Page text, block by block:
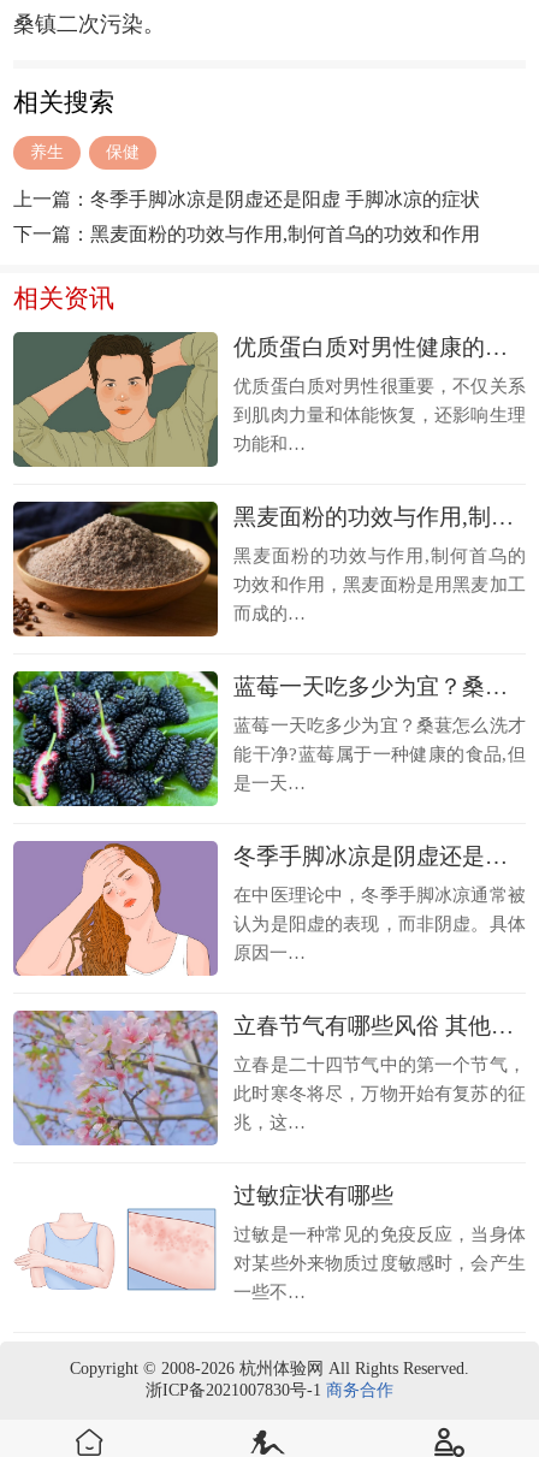
桑镇二次污染。
相关搜索
养生 保健
上一篇：冬季手脚冰凉是阴虚还是阳虚 手脚冰凉的症状
下一篇：黑麦面粉的功效与作用,制何首乌的功效和作用
相关资讯
优质蛋白质对男性健康的帮助 如何获取优质蛋白质
优质蛋白质对男性很重要，不仅关系
到肌肉力量和体能恢复，还影响生理
功能和…
黑麦面粉的功效与作用,制何首乌的功效和作用
黑麦面粉的功效与作用,制何首乌的
功效和作用，黑麦面粉是用黑麦加工
而成的…
蓝莓一天吃多少为宜？桑葚怎么洗才能干净
蓝莓一天吃多少为宜？桑葚怎么洗才
能干净?蓝莓属于一种健康的食品,但
是一天…
冬季手脚冰凉是阴虚还是阳虚 手脚冰凉的症状
在中医理论中，冬季手脚冰凉通常被
认为是阳虚的表现，而非阴虚。具体
原因一…
立春节气有哪些风俗 其他地区特色风俗
立春是二十四节气中的第一个节气，
此时寒冬将尽，万物开始有复苏的征
兆，这…
过敏症状有哪些
过敏是一种常见的免疫反应，当身体
对某些外来物质过度敏感时，会产生
一些不…
Copyright © 2008-2026 杭州体验网 All Rights Reserved.
浙ICP备2021007830号-1 商务合作